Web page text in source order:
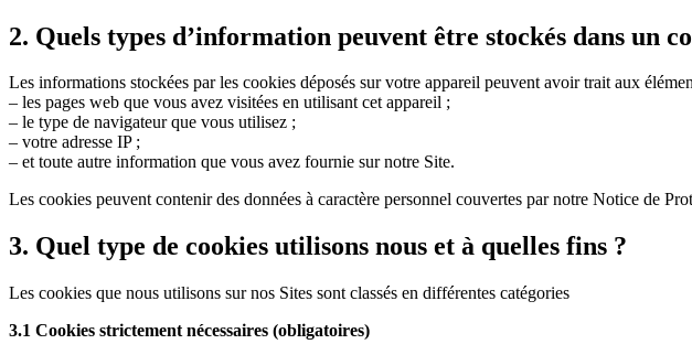
2. Quels types d’information peuvent être stockés dans un
Les informations stockées par les cookies déposés sur votre appareil peuvent avoir trait aux
– les pages web que vous avez visitées en utilisant cet appareil ;
– le type de navigateur que vous utilisez ;
– votre adresse IP ;
– et toute autre information que vous avez fournie sur notre Site.
Les cookies peuvent contenir des données à caractère personnel couvertes par notre Notice de
3. Quel type de cookies utilisons nous et à quelles fins ?
Les cookies que nous utilisons sur nos Sites sont classés en différentes catégories
3.1 Cookies strictement nécessaires (obligatoires)